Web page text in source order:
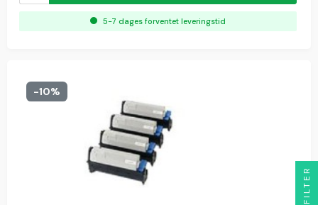
5-7 dages forventet leveringstid
-10%
FILTER